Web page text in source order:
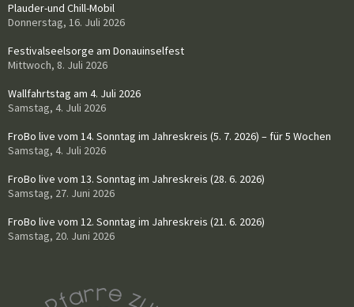
Plauder-und Chill-Mobil
Donnerstag, 16. Juli 2026
Festivalseelsorge am Donauinselfest
Mittwoch, 8. Juli 2026
Wallfahrtstag am 4. Juli 2026
Samstag, 4. Juli 2026
FroBo live vom 14. Sonntag im Jahreskreis (5. 7. 2026) – für 5 Wochen
Samstag, 4. Juli 2026
FroBo live vom 13. Sonntag im Jahreskreis (28. 6. 2026)
Samstag, 27. Juni 2026
FroBo live vom 12. Sonntag im Jahreskreis (21. 6. 2026)
Samstag, 20. Juni 2026